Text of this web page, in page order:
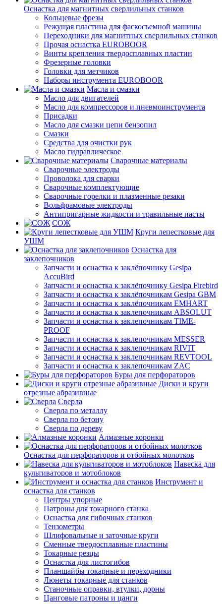
Оснастка для магнитных сверлильных станков
Кольцевые фрезы
Режущая пластина для фаскосъемной машины
Переходники для магнитных сверлильных станков
Прочая оснастка EUROBOOR
Винты крепления твердосплавных пластин
Фрезерные головки
Головки для метчиков
Наборы инструмента EUROBOOR
Масла и смазки
Масло для двигателей
Масло для компрессоров и пневмоинструмента
Присадки
Масло для смазки цепи бензопил
Смазки
Средства для очистки рук
Масло гидравлическое
Сварочные материалы
Сварочные электроды
Проволока для сварки
Сварочные комплектующие
Сварочные горелки и плазменные резаки
Вольфрамовые электроды
Антипригарные жидкости и травильные пасты
СОЖ
Круги лепестковые для
УШМ
Оснастка для
заклепочников
Запчасти и оснастка к заклёпочнику Gesipa
AccuBird
Запчасти и оснастка к заклёпочнику Gesipa Firebird
Запчасти и оснастка к заклёпочникам Gesipa GBM
Запчасти и оснастка к заклёпочникам EMHART
Запчасти и оснастка к заклепочникам ABSOLUT
Запчасти и оснастка к заклепочникам TIME-
PROOF
Запчасти и оснастка к заклепочникам MESSER
Запчасти и оснастка к заклепочникам RIVIT
Запчасти и оснастка к заклепочникам REVTOOL
Запчасти и оснастка к заклепочникам ZAC
Буры для перфораторов
Диски и круги
отрезные абразивные
Сверла
Сверла по металлу
Сверла по бетону
Сверла по дереву
Алмазные коронки
Оснастка для перфораторов и отбойных молотков
Навеска для
культиваторов и мотоблоков
Инструмент и
оснастка для станков
Центры упорные
Патроны для токарного станка
Оснастка для гибочных станков
Тензометры
Шлифовальные и заточные круги
Сменные твердосплавные пластины
Токарные резцы
Оснастка для листогибов
Планшайбы токарные и переходники
Люнеты токарные для станков
Станочные оправки, втулки, дорны
Цанговые патроны и цанги